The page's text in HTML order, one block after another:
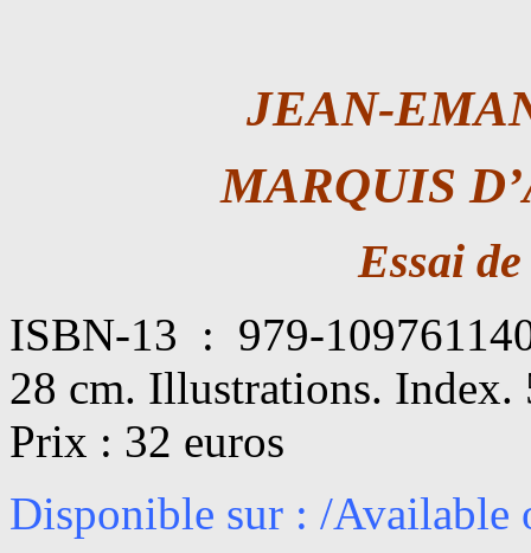
JEAN-
MARQUIS
Essai
ISBN-13 ‏ : ‎ 979-1097611408. 191 pages. Relié. Format 21 x
28 cm. Illustrations. Index.
Prix : 32 euros
Disponible sur : /Available